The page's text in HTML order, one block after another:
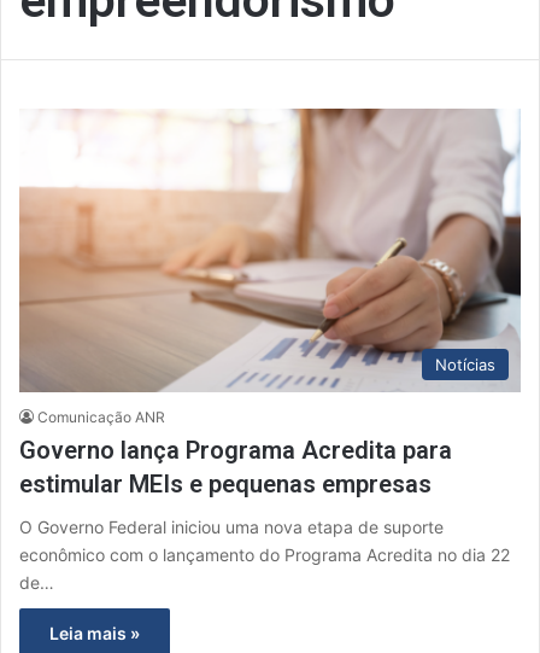
Notícias
Comunicação ANR
Governo lança Programa Acredita para
estimular MEIs e pequenas empresas
O Governo Federal iniciou uma nova etapa de suporte
econômico com o lançamento do Programa Acredita no dia 22
de…
Leia mais »